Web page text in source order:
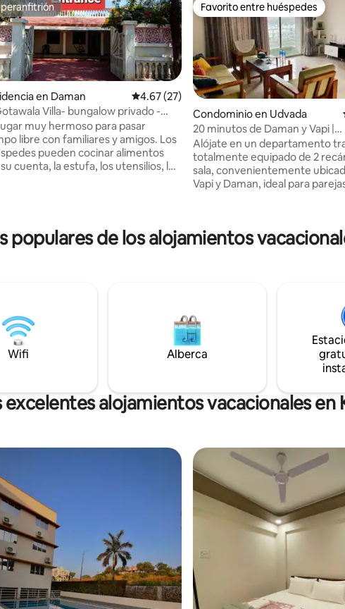
4.77 de 5; 44 evaluaciones
en Daman Calificación promedio: 4.67 de 5; 27
4.67 (27)
Villa- bungalow privado -
barmuy hermoso para pasar
libre con familiares y amigos. Los
pueden cocinar alimentos
cuenta, la estufa, los utensilios, los
muy estética de bar personal
luces y una piscina en la casa
como las instalaciones del
del hotel.
Favorito entre huéspedes
Favorito entre huéspedes
Condominio en Udvada
20 minutos de Daman y Vapi |
Departamento de 2
todos los servicios
Alójate en un departamento
totalmente equipado de 2
sala, convenientemente
Vapi y Daman, ideal para
totalmente equipada y una
Vapi por negocios, este
privado ofrece un lugar
cómodo para hospedarte con
servicios esenciales.
populares de los alojamientos
Wifi Alberca
alojamientos vacacionales en